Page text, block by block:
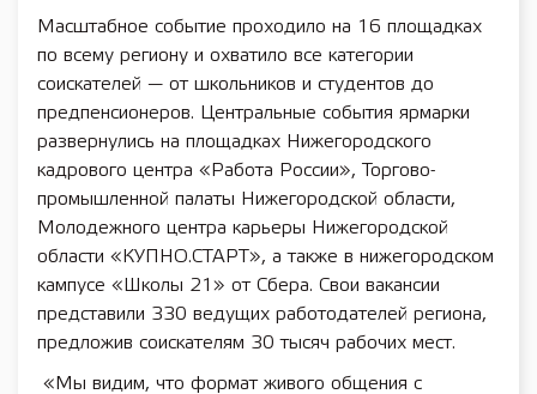
Масштабное событие проходило на 16 площадках
по всему региону и охватило все категории
соискателей — от школьников и студентов до
предпенсионеров. Центральные события ярмарки
развернулись на площадках Нижегородского
кадрового центра «Работа России», Торгово-
промышленной палаты Нижегородской области,
Молодежного центра карьеры Нижегородской
области «КУПНО.СТАРТ», а также в нижегородском
кампусе «Школы 21» от Сбера. Свои вакансии
представили 330 ведущих работодателей региона,
предложив соискателям 30 тысяч рабочих мест.
«Мы видим, что формат живого общения с